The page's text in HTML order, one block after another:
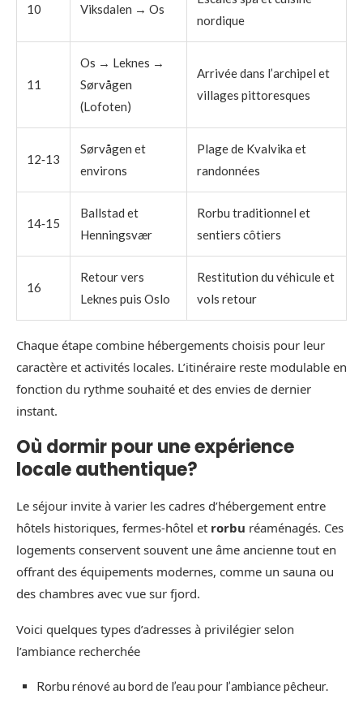
10 Viksdalen → Os
nordique
11
Os → Leknes →
Sørvågen
(Lofoten)
Arrivée dans l’archipel et
villages pittoresques
12‑13
Sørvågen et
environs
Plage de Kvalvika et
randonnées
14‑15
Ballstad et
Henningsvær
Rorbu traditionnel et
sentiers côtiers
16
Retour vers
Leknes puis Oslo
Restitution du véhicule et
vols retour
Chaque étape combine hébergements choisis pour leur
caractère et activités locales. L’itinéraire reste modulable en
fonction du rythme souhaité et des envies de dernier
instant.
Où dormir pour une expérience
locale authentique?
Le séjour invite à varier les cadres d’hébergement entre
hôtels historiques, fermes‑hôtel et rorbu réaménagés. Ces
logements conservent souvent une âme ancienne tout en
offrant des équipements modernes, comme un sauna ou
des chambres avec vue sur fjord.
Voici quelques types d’adresses à privilégier selon
l’ambiance recherchée
Rorbu rénové au bord de l’eau pour l’ambiance pêcheur.